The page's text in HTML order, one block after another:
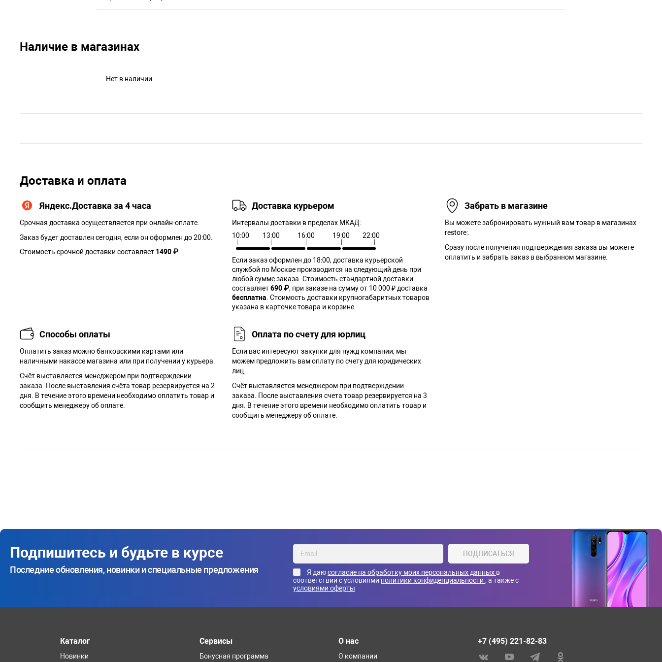
Наличие в магазинах
Нет в наличии
Доставка и оплата
Яндекс.Доставка за 4 часа
Срочная доставка осуществляется при онлайн-оплате.
Заказ будет доставлен сегодня, если он оформлен до 20:00.
Стоимость срочной доставки составляет 1490 ₽
Доставка курьером
Интервалы доставки в пределах МКАД:
10:00
13:00 16:00 19:00 22:00
Если заказ оформлен до 18:00, доставка курьерской
службой по Москве производится на следующий день при
любой сумме заказа. Cтоимость стандартной доставки
составляет690 ₽, при заказе на сумму от 10 000 ₽ доставка
бесплатна . Стоимость доставки крупногабаритных товаров
указана в карточке товара и корзине.
Забрать в магазине
Вы можете забронировать нужный вам товар в магазинах
restore:.
Сразу после получения подтверждения заказа вы можете
оплатить и забрать заказ в выбранном магазине.
Способы оплаты
Оплатить заказ можно банковскими картами или
наличными накассе магазина или при получении у курьера.
Cчёт выставляется менеджером при подтверждении
заказа. После выставления счёта товар резервируется на 2
дня. В течение этого времени необходимо оплатить товар и
сообщить менеджеру об оплате.
Оплата по счету для юрлиц
Если вас интересуют закупки для нужд компании, мы
можем предложить вам оплату по счету для юридических
лиц.
Счёт выставляется менеджером при подтверждении
заказа. После выставления счета товар резервируется на 3
дня. В течение этого времени необходимо оплатить товар и
сообщить менеджеру об оплате.
Подпишитесь и будьте в курсе
Последние обновления, новинки и специальные предложения
ПОДПИСАТЬСЯ
Я даюсогласие на обработку моих персональных данных в
соответствии с условиями политики конфиденциальности , а также с
условиями оферты
Каталог
Новинки
Сервисы
Бонусная программа
О нас
О компании
+7 (495) 221-82-83